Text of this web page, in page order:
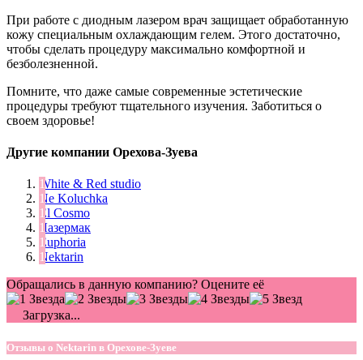
При работе с диодным лазером врач защищает обработанную
кожу специальным охлаждающим гелем. Этого достаточно,
чтобы сделать процедуру максимально комфортной и
безболезненной.
Помните, что даже самые современные эстетические
процедуры требуют тщательного изучения. Заботиться о
своем здоровье!
Другие компании Орехова-Зуева
White & Red studio
Ne Koluchka
Èl Cosmo
Лазермак
Euphoria
Nektarin
Обращались в данную компанию? Оцените её
Загрузка...
Отзывы о Nektarin в Орехове-Зуеве